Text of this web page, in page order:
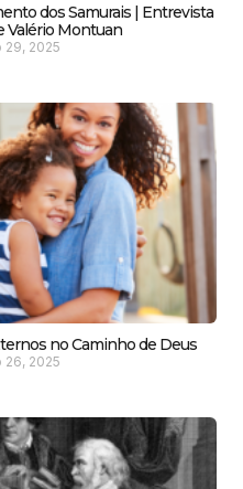
dos Samurais | Entrevista
Valério Montuan
2025
no Caminho de Deus
2025